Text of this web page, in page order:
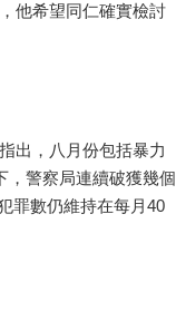
他希望同仁確實檢討
出，八月份包括暴力
，警察局連續破獲幾個
罪數仍維持在每月40